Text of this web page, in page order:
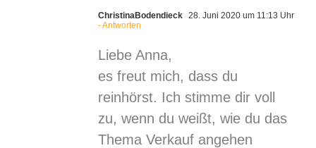
ChristinaBodendieck 28. Juni 2020 um 11:13 Uhr
- Antworten
Liebe Anna,
es freut mich, dass du
reinhörst. Ich stimme dir voll
zu, wenn du weißt, wie du das
Thema Verkauf angehen